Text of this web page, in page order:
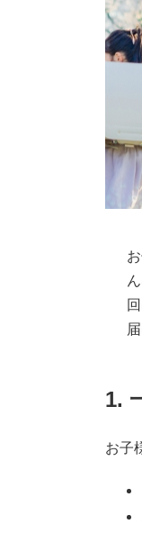
1.
お子